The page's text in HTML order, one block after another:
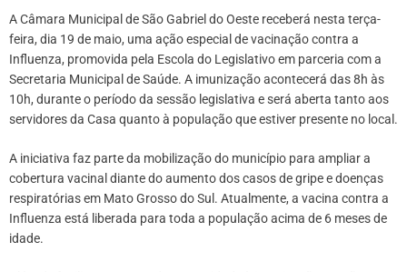
A Câmara Municipal de São Gabriel do Oeste receberá nesta terça-
feira, dia 19 de maio, uma ação especial de vacinação contra a
Influenza, promovida pela Escola do Legislativo em parceria com a
Secretaria Municipal de Saúde. A imunização acontecerá das 8h às
10h, durante o período da sessão legislativa e será aberta tanto aos
servidores da Casa quanto à população que estiver presente no local.
A iniciativa faz parte da mobilização do município para ampliar a
cobertura vacinal diante do aumento dos casos de gripe e doenças
respiratórias em Mato Grosso do Sul. Atualmente, a vacina contra a
Influenza está liberada para toda a população acima de 6 meses de
idade.